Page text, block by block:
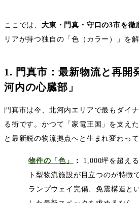
ここでは、 大東・門真・守口の3市を徹
リアが持つ独自の「色（カラー）」を
1. 門真市：最新物流と再開
河内の心臓部」
門真市は今、北河内エリアで最もダイ
る街です。かつて「家電王国」を支え
と最新鋭の物流拠点へと生まれ変わって
物件の「色」 ： 1,000坪を超え
ト型物流施設が目立つのが特徴
ランプウェイ完備、免震構造と